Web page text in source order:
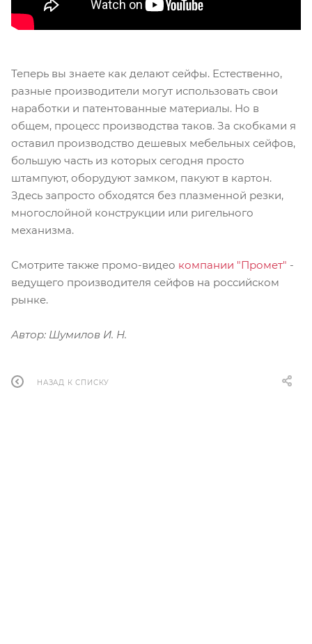
Теперь вы знаете как делают сейфы. Естественно,
разные производители могут использовать свои
наработки и патентованные материалы. Но в
общем, процесс производства таков. За скобками я
оставил производство дешевых мебельных сейфов,
большую часть из которых сегодня просто
штампуют, оборудуют замком, пакуют в картон.
Здесь запросто обходятся без плазменной резки,
многослойной конструкции или ригельного
механизма.
Смотрите также промо-видео компании "Промет" -
ведущего производителя сейфов на российском
рынке.
Автор: Шумилов И. Н.
НАЗАД К СПИСКУ